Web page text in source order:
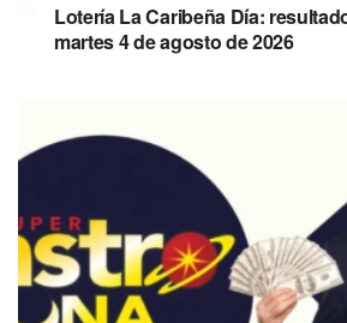
Lotería La Caribeña Día:
martes 4 de agosto de 2026